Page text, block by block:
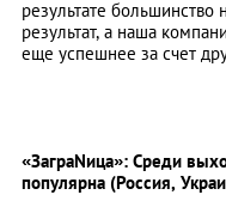
результате
результат, а наша
еще успешнее за счет
«ЗаграNица»: Среди
популярна (Россия,